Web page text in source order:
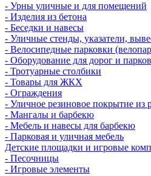
- Урны уличные и для помещений
- Изделия из бетона
- Беседки и навесы
- Уличные стенды, указатели,
- Велосипедные парковки
- Оборудование для дорог и
- Тротуарные столбики
- Товары для ЖКХ
- Ограждения
- Уличное резиновое покрытие из
- Мангалы и барбекю
- Мебель и навесы для барбекю
- Парковая и уличная мебель
Детские площадки и игровые
- Песочницы
- Игровые элементы